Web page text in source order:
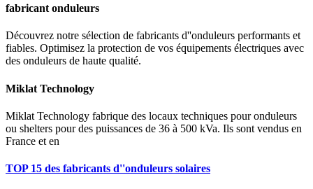
fabricant onduleurs
Découvrez notre sélection de fabricants d''onduleurs performants et
fiables. Optimisez la protection de vos équipements électriques avec
des onduleurs de haute qualité.
Miklat Technology
Miklat Technology fabrique des locaux techniques pour onduleurs
ou shelters pour des puissances de 36 à 500 kVa. Ils sont vendus en
France et en
TOP 15 des fabricants d''onduleurs solaires